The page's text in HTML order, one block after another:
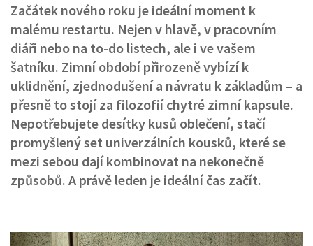
Začátek nového roku je ideální moment k
malému restartu. Nejen v hlavě, v pracovním
diáři nebo na to-do listech, ale i ve vašem
šatníku. Zimní období přirozeně vybízí k
uklidnění, zjednodušení a návratu k základům – a
přesně to stojí za filozofií chytré zimní kapsule.
Nepotřebujete desítky kusů oblečení, stačí
promyšlený set univerzálních kousků, které se
mezi sebou dají kombinovat na nekonečně
způsobů. A právě leden je ideální čas začít.